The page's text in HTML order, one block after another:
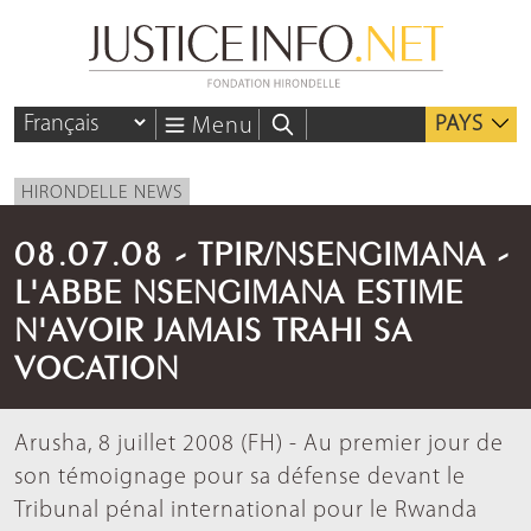
Menu PAYS
HIRONDELLE NEWS
08.07.08 - TPIR/NSENGIMANA -
L'ABBE NSENGIMANA ESTIME
N'AVOIR JAMAIS TRAHI SA
VOCATION
Arusha, 8 juillet 2008 (FH) - Au premier jour de
son témoignage pour sa défense devant le
Tribunal pénal international pour le Rwanda